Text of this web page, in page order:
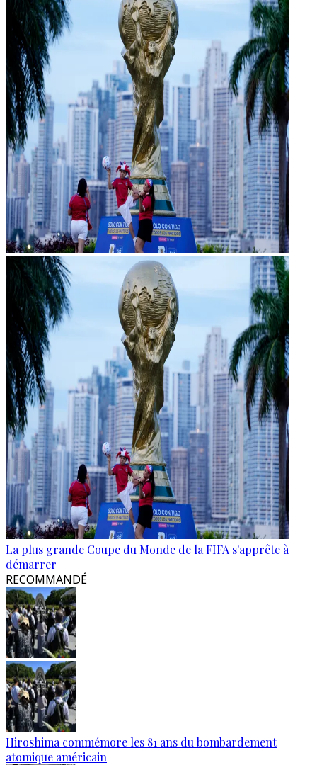
La plus grande Coupe du Monde de la FIFA s'apprête à
démarrer
RECOMMANDÉ
Hiroshima commémore les 81 ans du bombardement
atomique américain